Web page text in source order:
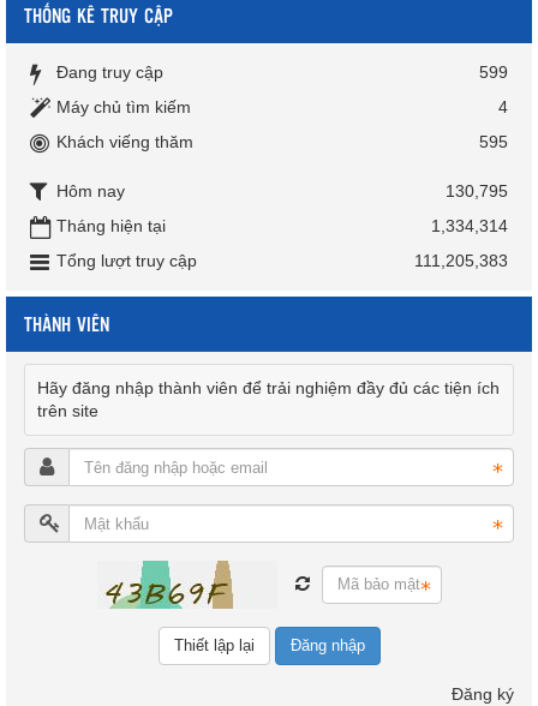
THỐNG KÊ TRUY CẬP
Đang truy cập
599
Máy chủ tìm kiếm
4
Khách viếng thăm
595
Hôm nay
130,795
Tháng hiện tại
1,334,314
Tổng lượt truy cập
111,205,383
THÀNH VIÊN
Hãy đăng nhập thành viên để trải nghiệm đầy đủ các tiện ích
trên site
Đăng nhập
Đăng ký